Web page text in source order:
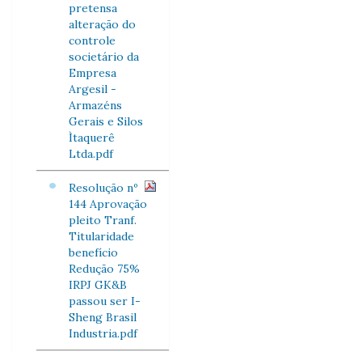
pretensa
alteração do
controle
societário da
Empresa
Argesil -
Armazéns
Gerais e Silos
Ìtaquerê
Ltda.pdf
Resolução nº
144 Aprovação
pleito Tranf.
Titularidade
benefício
Redução 75%
IRPJ GK&B
passou ser I-
Sheng Brasil
Industria.pdf